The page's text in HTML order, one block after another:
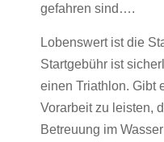
gefahren sind….
Lobenswert ist die
Startgebühr ist
einen Triathlon. Gibt
Vorarbeit zu leisten,
Betreuung im